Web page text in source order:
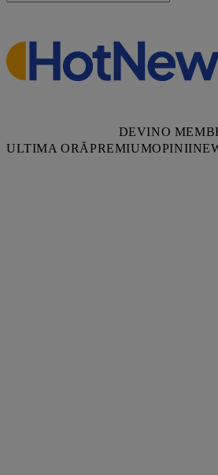
DEVINO
ULTIMA ORĂPREMIUMOPINII